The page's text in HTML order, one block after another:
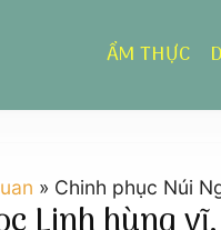
ẨM THỰC
» Chinh phục Núi